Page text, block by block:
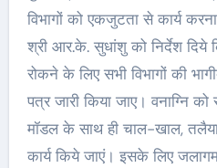
विभागों को एकजुटता से कार्य
श्री आर.के. सुधांशु को निर्देश दिये
रोकने के लिए सभी विभागों की
पत्र जारी किया जाए। वनाग्नि
मॉडल के साथ ही चाल-खाल, तलैया
कार्य किये जाएं। इसके लिए